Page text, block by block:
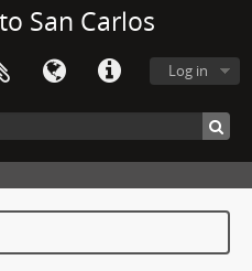
San Carlos
Log in